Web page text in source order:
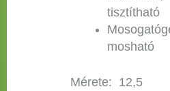
tisztítható
mosható
Mérete: 12,5